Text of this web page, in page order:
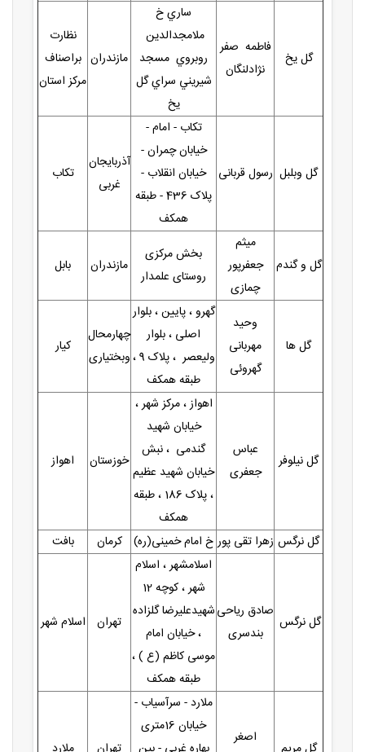
گل يخ
فاطمه صفر
نژادلنگان
ساري خ
ملامجدالدين
روبروي مسجد
شيريني سراي گل
يخ
مازندران
نظارت
براصناف
مرکز استان
گل وبلبل رسول قربانی
تکاب - امام -
خیابان چمران -
خیابان انقلاب -
پلاک 436 - طبقه
همکف
آذربایجان
غربی
تکاب
گل و گندم
میثم
جعفرپور
چمازی
بخش مرکزی
روستای علمدار
مازندران بابل
گل ها
وحید
مهربانی
گهروئی
گهرو ، پایین ، بلوار
اصلی ، بلوار
ولیعصر ، پلاک 9 ،
طبقه همکف
چهارمحال
وبختیاری
کیار
گل نیلوفر
عباس
جعفری
اهواز ، مرکز شهر ،
خیابان شهید
گندمی ، نبش
خیابان شهید عظیم
، پلاک 186 ، طبقه
همکف
خوزستان اهواز
گل نرگس زهرا تقی پور خ امام خمینی(ره) کرمان بافت
گل نرگس
صادق ریاحی
بندسری
اسلامشهر ، اسلام
شهر ، کوچه 12
شهیدعلیرضا گلزاده
، خیابان امام
موسی کاظم (ع ) ،
طبقه همکف
تهران اسلام شهر
اصغر
ملارد - سرآسیاب -
خیابان 16متری